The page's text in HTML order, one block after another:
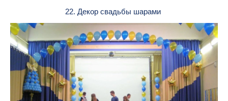
22. Декор свадьбы шарами